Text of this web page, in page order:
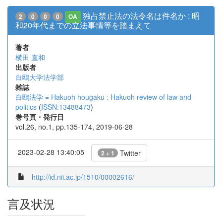
2 0 0 0 OA
独占禁止法の法令名は件名か : 昭
和20年代までの立法事情等を踏まえて
著者
横田 直和
出版者
白鴎大学法学部
雑誌
白鴎法学 = Hakuoh hougaku : Hakuoh review of law and
politics (ISSN:13488473)
巻号頁・発行日
vol.26, no.1, pp.135-174, 2019-06-28
2023-02-28 13:40:05 2 + 1 Twitter
http://id.nii.ac.jp/1510/00002616/
言及状況